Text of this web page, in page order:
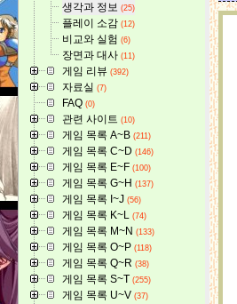
생각과 정보 (25)
플레이 소감 (12)
비교와 실험 (6)
장면과 대사 (11)
게임 리뷰 (392)
자료실 (7)
FAQ (0)
관련 사이트 (10)
게임 목록 A~B (211)
게임 목록 C~D (146)
게임 목록 E~F (100)
게임 목록 G~H (137)
게임 목록 I~J (56)
게임 목록 K~L (74)
게임 목록 M~N (133)
게임 목록 O~P (118)
게임 목록 Q~R (38)
게임 목록 S~T (255)
게임 목록 U~V (37)